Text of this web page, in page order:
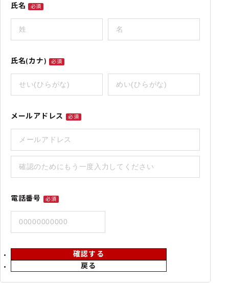
氏名 必須
氏名(カナ) 必須
メールアドレス 必須
電話番号 必須
戻る
確認する